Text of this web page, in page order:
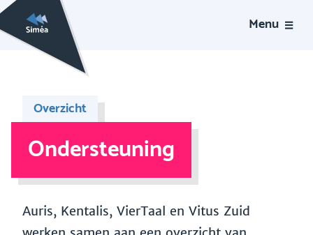
Menu
Overzicht
Ondersteuning
Auris, Kentalis, VierTaal en Vitus Zuid